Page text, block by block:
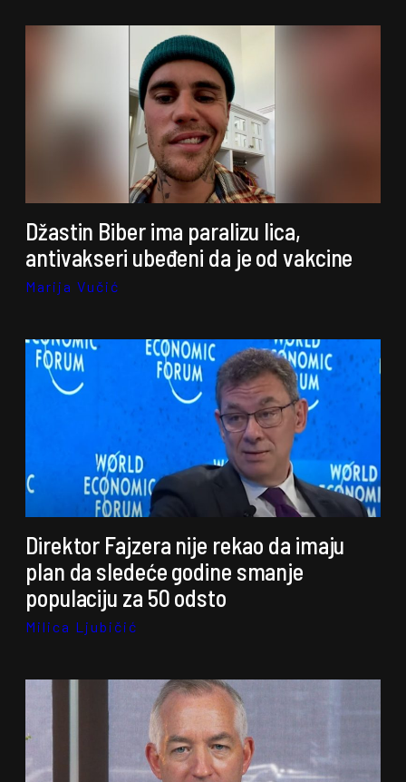
Džastin Biber ima paralizu lica,
antivakseri ubeđeni da je od vakcine
Marija Vučić
Direktor Fajzera nije rekao da imaju
plan da sledeće godine smanje
populaciju za 50 odsto
Milica Ljubičić